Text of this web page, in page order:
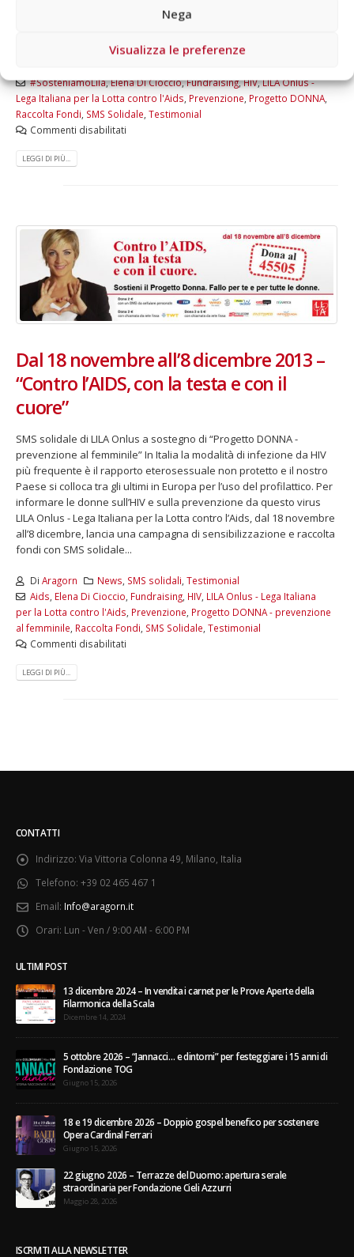
Nega
Visualizza le preferenze
sostenere il Progetto DONNA. Oggi in Italia le persone con HIV sono
#SosteniamoLila,Elena Di Cioccio,Fundraising,HIV,LILA Onlus -
Lega Italiana per la Lotta contro l'Aids Prevenzione Progetto DONNA
Raccolta Fondi SMS Solidale Testimonial
Commenti disabilitati
LEGGI DI PIÙ...
Dal 18 novembre all’8 dicembre 2013 –
“Contro l’AIDS, con la testa e con il
cuore”
SMS solidale di LILA Onlus a sostegno di “Progetto DONNA -
prevenzione al femminile” In Italia la modalità di infezione da HIV
più frequente è il rapporto eterosessuale non protetto e il nostro
Paese si colloca tra gli ultimi in Europa per l’uso del profilattico. Per
informare le donne sull’HIV e sulla prevenzione da questo virus
LILA Onlus - Lega Italiana per la Lotta contro l’Aids, dal 18 novembre
all’8 dicembre, lancia una campagna di sensibilizzazione e raccolta
fondi con SMS solidale...
Di Aragorn News SMS solidali ,Testimonial
Aids Elena Di Cioccio Fundraising, HIV, LILA Onlus - Lega Italiana
per la Lotta contro l'Aids Prevenzione Progetto DONNA - prevenzione
al femminile Raccolta Fondi SMS Solidale Testimonial
Commenti disabilitati
LEGGI DI PIÙ...
CONTATTI
Indirizzo: Via Vittoria Colonna 49, Milano, Italia
Telefono: +39 02 465 467 1
Email: Info@aragorn.it
Orari: Lun - Ven / 9:00 AM - 6:00 PM
ULTIMI POST
13 dicembre 2024 – In vendita i carnet per le Prove Aperte della
Filarmonica della Scala
Dicembre 14, 2024
5 ottobre 2026 – “Jannacci… e dintorni” per festeggiare i 15 anni di
Fondazione TOG
Giugno 15, 2026
18 e 19 dicembre 2026 – Doppio gospel benefico per sostenere
Opera Cardinal Ferrari
Giugno 15, 2026
22 giugno 2026 – Terrazze del Duomo: apertura serale
straordinaria per Fondazione Cieli Azzurri
Maggio 28, 2026
ISCRIVITI ALLA NEWSLETTER